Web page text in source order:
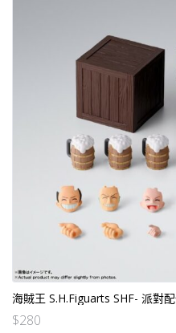
海賊王 S.H.Figuarts SHF- 派對
$280